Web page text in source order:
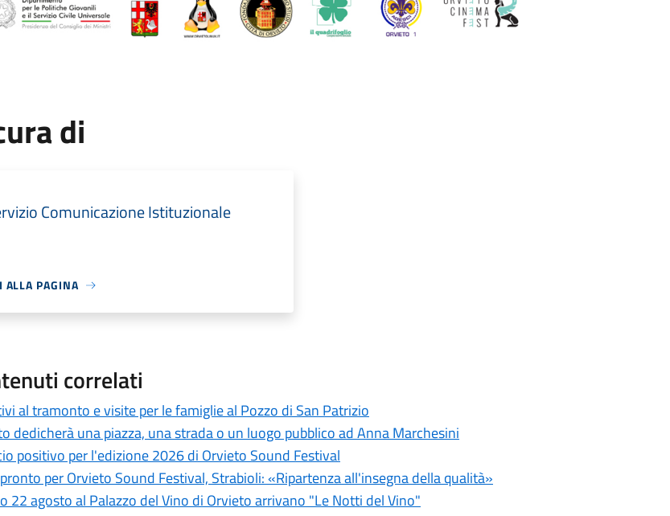
di
Comunicazione Istituzionale
ALLA PAGINA
correlati
al tramonto e visite per le famiglie al Pozzo di San Patrizio
dedicherà una piazza, una strada o un luogo pubblico ad Anna Marchesini
positivo per l'edizione 2026 di Orvieto Sound Festival
per Orvieto Sound Festival, Strabioli: «Ripartenza all'insegna della qualità»
22 agosto al Palazzo del Vino di Orvieto arrivano "Le Notti del Vino"